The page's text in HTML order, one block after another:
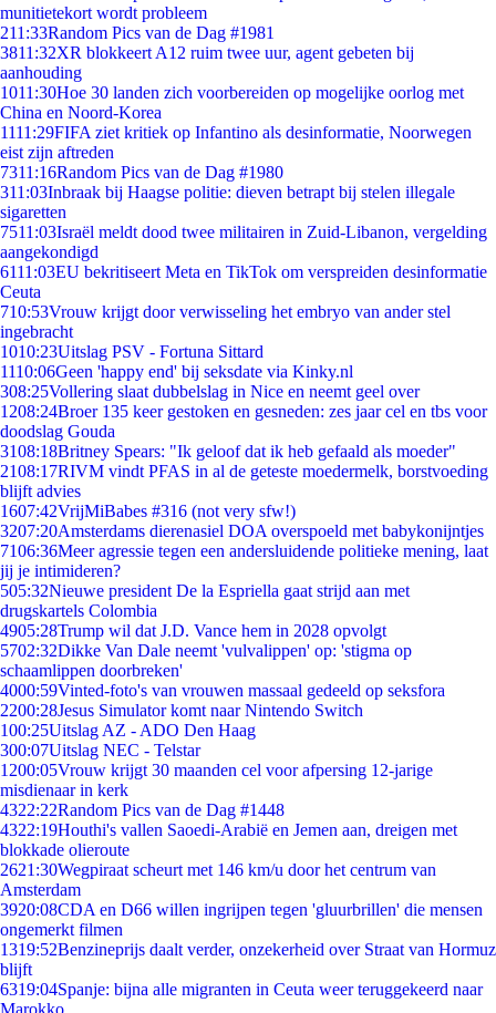
munitietekort wordt probleem
211:33Random Pics van de Dag #1981
3811:32XR blokkeert A12 ruim twee uur, agent gebeten bij
aanhouding
1011:30Hoe 30 landen zich voorbereiden op mogelijke oorlog met
China en Noord-Korea
1111:29FIFA ziet kritiek op Infantino als desinformatie, Noorwegen
eist zijn aftreden
7311:16Random Pics van de Dag #1980
311:03Inbraak bij Haagse politie: dieven betrapt bij stelen illegale
sigaretten
7511:03Israël meldt dood twee militairen in Zuid-Libanon, vergelding
aangekondigd
6111:03EU bekritiseert Meta en TikTok om verspreiden desinformatie
Ceuta
710:53Vrouw krijgt door verwisseling het embryo van ander stel
ingebracht
1010:23Uitslag PSV - Fortuna Sittard
1110:06Geen 'happy end' bij seksdate via Kinky.nl
308:25Vollering slaat dubbelslag in Nice en neemt geel over
1208:24Broer 135 keer gestoken en gesneden: zes jaar cel en tbs voor
doodslag Gouda
3108:18Britney Spears: "Ik geloof dat ik heb gefaald als moeder"
2108:17RIVM vindt PFAS in al de geteste moedermelk, borstvoeding
blijft advies
1607:42VrijMiBabes #316 (not very sfw!)
3207:20Amsterdams dierenasiel DOA overspoeld met babykonijntjes
7106:36Meer agressie tegen een andersluidende politieke mening, laat
jij je intimideren?
505:32Nieuwe president De la Espriella gaat strijd aan met
drugskartels Colombia
4905:28Trump wil dat J.D. Vance hem in 2028 opvolgt
5702:32Dikke Van Dale neemt 'vulvalippen' op: 'stigma op
schaamlippen doorbreken'
4000:59Vinted-foto's van vrouwen massaal gedeeld op seksfora
2200:28Jesus Simulator komt naar Nintendo Switch
100:25Uitslag AZ - ADO Den Haag
300:07Uitslag NEC - Telstar
1200:05Vrouw krijgt 30 maanden cel voor afpersing 12-jarige
misdienaar in kerk
4322:22Random Pics van de Dag #1448
4322:19Houthi's vallen Saoedi-Arabië en Jemen aan, dreigen met
blokkade olieroute
2621:30Wegpiraat scheurt met 146 km/u door het centrum van
Amsterdam
3920:08CDA en D66 willen ingrijpen tegen 'gluurbrillen' die mensen
ongemerkt filmen
1319:52Benzineprijs daalt verder, onzekerheid over Straat van Hormuz
blijft
6319:04Spanje: bijna alle migranten in Ceuta weer teruggekeerd naar
Marokko